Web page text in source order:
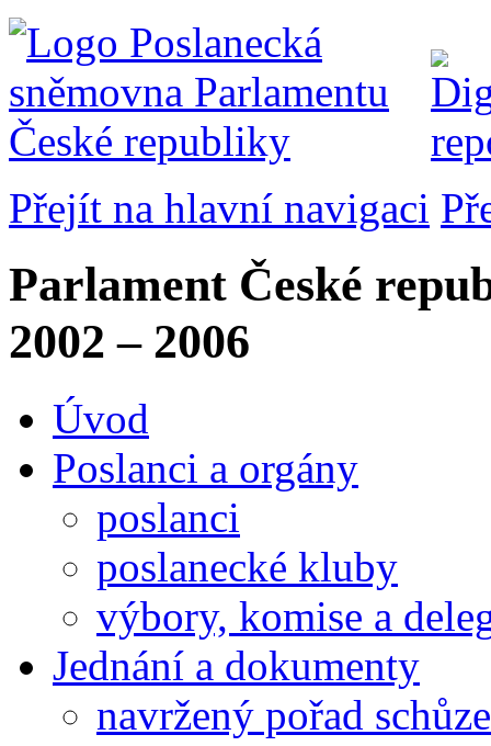
Přejít na hlavní navigaci
Parlament České
2002 – 2006
Úvod
Poslanci a orgány
poslanci
poslanecké kluby
výbory, komise a
Jednání a dokumenty
navržený pořad schůze